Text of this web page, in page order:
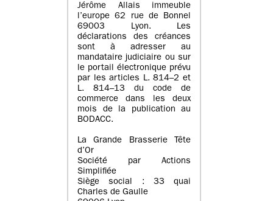
Jérôme Allais immeuble
l’europe 62 rue de Bonnel
69003 Lyon. Les
déclarations des créances
sont à adresser au
mandataire judiciaire ou sur
le portail électronique prévu
par les articles L. 814–2 et
L. 814–13 du code de
commerce dans les deux
mois de la publication au
BODACC.
La Grande Brasserie Tête
d’Or
Société par Actions
Simplifiée
Siège social : 33 quai
Charles de Gaulle